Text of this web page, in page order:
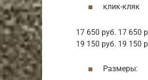
клик-кляк
17 650 руб. 17 650
19 150 руб. 19 150
Размеры: